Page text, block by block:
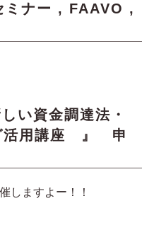
ミナー , FAAVO ,
い資金調達法・
活用講座 』 申
しますよー！！